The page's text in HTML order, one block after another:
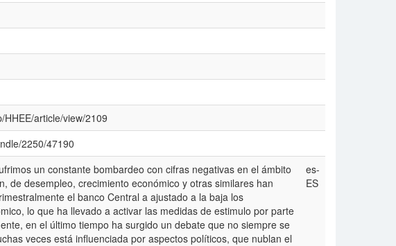
article/view/2109
2250/47190
un constante bombardeo con cifras negativas en el ámbito
de desempleo, crecimiento económico y otras similares han
el banco Central a ajustado a la baja los
lo que ha llevado a activar las medidas de estimulo por parte
en el último tiempo ha surgido un debate que no siempre se
veces está influenciada por aspectos políticos, que nublan el
es-
ES